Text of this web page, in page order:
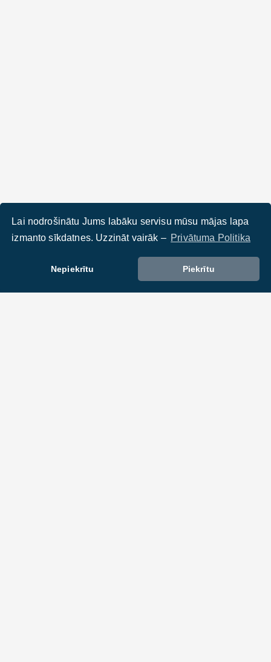
Lai nodrošinātu Jums labāku servisu mūsu mājas lapa
izmanto sīkdatnes. Uzzināt vairāk – Privātuma Politika
Nepiekrītu Piekrītu